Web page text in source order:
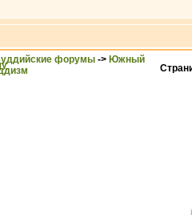
форумы -> Южный